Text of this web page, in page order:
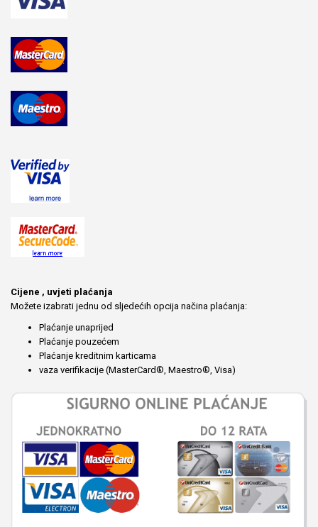
Cijene , uvjeti plaćanja
Možete izabrati jednu od sljedećih opcija načina plaćanja:
Plaćanje unaprijed
Plaćanje pouzećem
Plaćanje kreditnim karticama
vaza verifikacije (MasterCard®, Maestro®, Visa)